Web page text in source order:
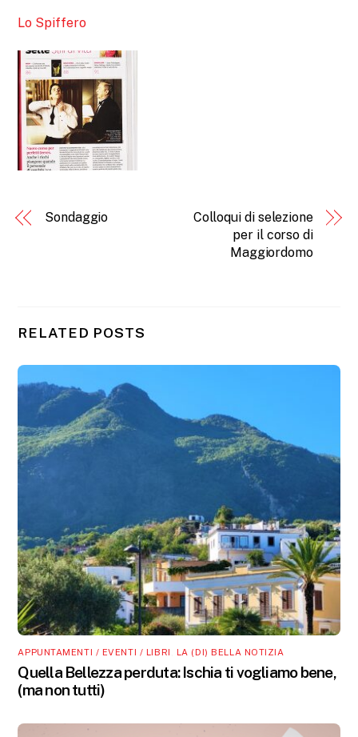
Lo Spiffero
Sondaggio
Colloqui di selezione
per il corso di
Maggiordomo
RELATED POSTS
APPUNTAMENTI / EVENTI / LIBRI LA (DI) BELLA NOTIZIA
Quella Bellezza perduta: Ischia ti vogliamo bene,
(ma non tutti)